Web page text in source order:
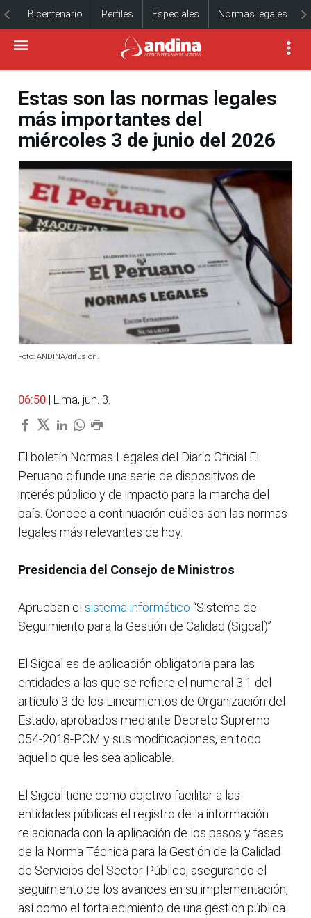
Bicentenario Perfiles Especiales Normas legales
Estas son las normas legales
más importantes del
miércoles 3 de junio del 2026
Foto: ANDINA/difusión.
06:50 | Lima, jun. 3.
El boletín Normas Legales del Diario Oficial El
Peruano difunde una serie de dispositivos de
interés público y de impacto para la marcha del
país. Conoce a continuación cuáles son las normas
legales más relevantes de hoy.
Presidencia del Consejo de Ministros
Aprueban el sistema informático “Sistema de
Seguimiento para la Gestión de Calidad (Sigcal)”
El Sigcal es de aplicación obligatoria para las
entidades a las que se refiere el numeral 3.1 del
artículo 3 de los Lineamientos de Organización del
Estado, aprobados mediante Decreto Supremo
054-2018-PCM y sus modificaciones, en todo
aquello que les sea aplicable.
El Sigcal tiene como objetivo facilitar a las
entidades públicas el registro de la información
relacionada con la aplicación de los pasos y fases
de la Norma Técnica para la Gestión de la Calidad
de Servicios del Sector Público, asegurando el
seguimiento de los avances en su implementación,
así como el fortalecimiento de una gestión pública